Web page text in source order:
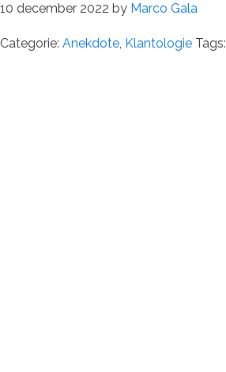
10 december 2022 by Marco Gala
Categorie: Anekdote, Klantologie Tags: